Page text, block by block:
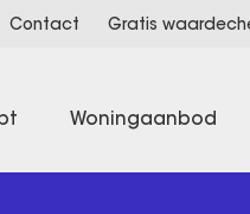
Contact Gratis
Woningaanbod